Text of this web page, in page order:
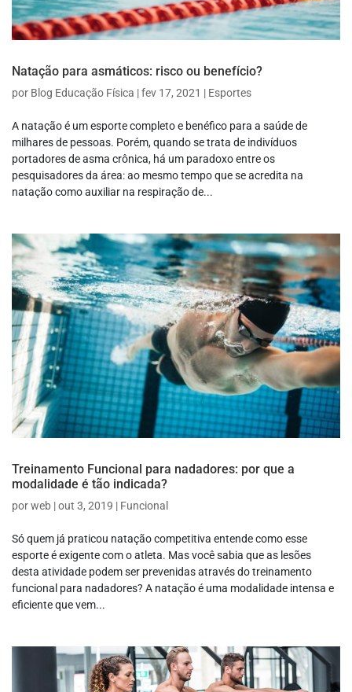
Natação para asmáticos: risco ou benefício?
por Blog Educação Física |fev 17, 2021 | Esportes
A natação é um esporte completo e benéfico para a saúde de
milhares de pessoas. Porém, quando se trata de indivíduos
portadores de asma crônica, há um paradoxo entre os
pesquisadores da área: ao mesmo tempo que se acredita na
natação como auxiliar na respiração de...
Treinamento Funcional para nadadores: por que a
modalidade é tão indicada?
porweb |out 3, 2019 | Funcional
Só quem já praticou natação competitiva entende como esse
esporte é exigente com o atleta. Mas você sabia que as lesões
desta atividade podem ser prevenidas através do treinamento
funcional para nadadores? A natação é uma modalidade intensa e
eficiente que vem...